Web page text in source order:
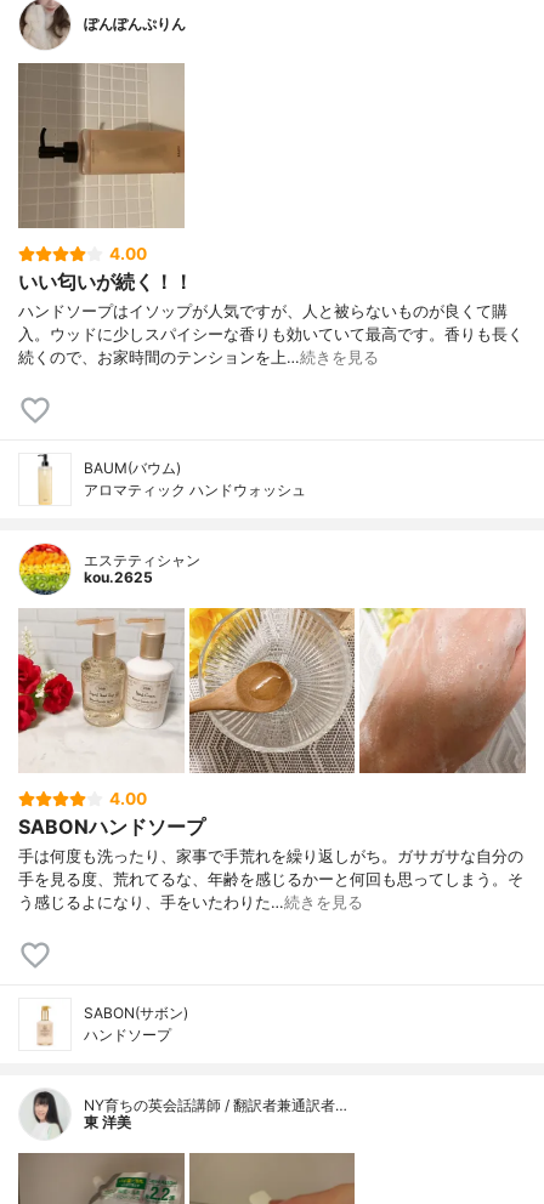
ぽんぽんぷりん
4.00
いい匂いが続く！！
ハンドソープはイソップが人気ですが、人と被らないものが良くて購
入。ウッドに少しスパイシーな香りも効いていて最高です。香りも長く
続くので、お家時間のテンションを上…続きを見る
BAUM(バウム)
アロマティック ハンドウォッシュ
エステティシャン
kou.2625
4.00
SABONハンドソープ
手は何度も洗ったり、家事で手荒れを繰り返しがち。ガサガサな自分の
手を見る度、荒れてるな、年齢を感じるかーと何回も思ってしまう。そ
う感じるよになり、手をいたわりた…続きを見る
SABON(サボン)
ハンドソープ
NY育ちの英会話講師 / 翻訳者兼通訳者…
東 洋美